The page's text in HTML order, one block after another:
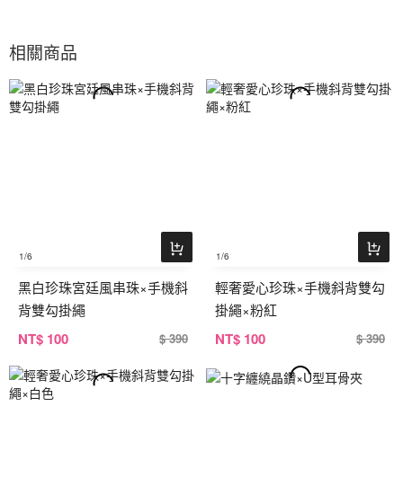
相關商品
1/6
黑白珍珠宮廷風串珠×手機斜
背雙勾掛繩
NT$ 100 $ 390
1/6
輕奢愛心珍珠×手機斜背雙勾
掛繩×粉紅
NT$ 100 $ 390